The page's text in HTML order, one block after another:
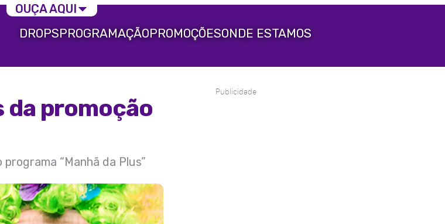
DROPSPROGRAMAÇÃOPROMOÇÕESONDE ESTAMOS
da promoção
“Manhã da Plus”
Publicidade
OUÇA AQUI